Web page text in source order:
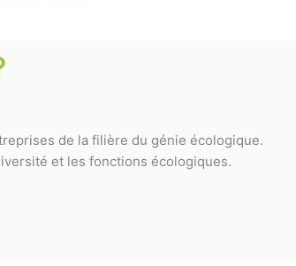
de la filière du génie écologique.
et les fonctions écologiques.